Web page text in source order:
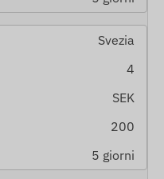
Svezia
4
SEK
200
5 giorni